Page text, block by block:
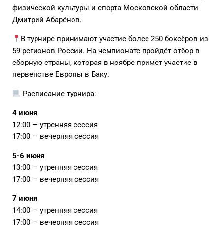
физической культуры и спорта Московской области
Дмитрий Абарёнов.
В турнире принимают участие более 250 боксёров из
59 регионов России. На чемпионате пройдёт отбор в
сборную страны, которая в ноябре примет участие в
первенстве Европы в Баку.
Расписание турнира:
4 июня
12:00 — утренняя сессия
17:00 — вечерняя сессия
5-6 июня
13:00 — утренняя сессия
17:00 — вечерняя сессия
7 июня
14:00 — утренняя сессия
17:00 — вечерняя сессия